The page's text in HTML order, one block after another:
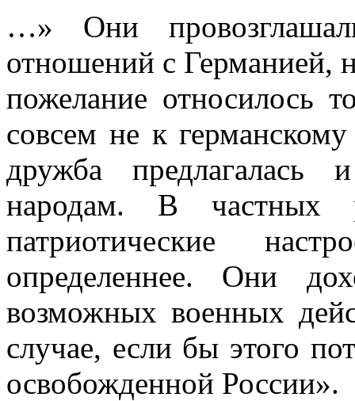
…» Они
отношений с Герма­нией,
пожелание относилось
совсем не к
дружба предлагалась
народам. В част­ных
патриотические
определеннее. Они
возможных военных
случае, если бы этого
освобожденной России».